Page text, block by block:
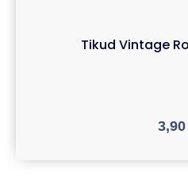
Tikud Vintage
3,90